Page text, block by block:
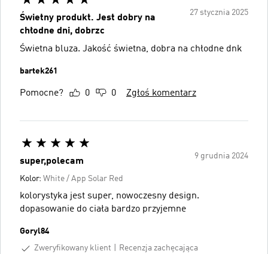
27 stycznia 2025
Świetny produkt. Jest dobry na
chłodne dni, dobrzc
Świetna bluza. Jakość świetna, dobra na chłodne dnk
bartek261
Pomocne? 0 0 Zgłoś komentarz
9 grudnia 2024
super,polecam
Kolor: White / App Solar Red
kolorystyka jest super, nowoczesny design.
dopasowanie do ciała bardzo przyjemne
Goryl84
Zweryfikowany klient
Recenzja zachęcająca